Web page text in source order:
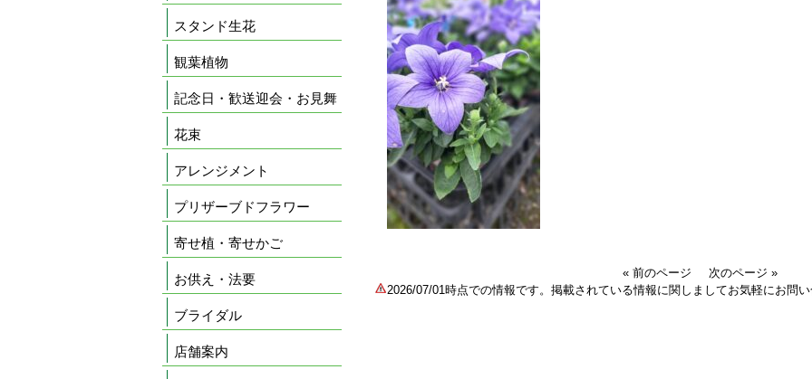
« 前のページ
次のページ »
2026/07/01時点での情報です。掲載されている情報に関しましてお気軽にお問い
スタンド生花
観葉植物
記念日・歓送迎会・お見舞
花束
アレンジメント
プリザーブドフラワー
寄せ植・寄せかご
お供え・法要
ブライダル
店舗案内